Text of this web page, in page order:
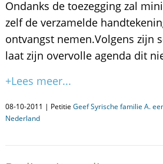
Ondanks de toezegging zal
zelf de verzamelde
ontvangst nemen.Volgens zijn
laat zijn overvolle agenda dit
+Lees meer...
08-10-2011 | Petitie Geef Syrische familie A.
Nederland